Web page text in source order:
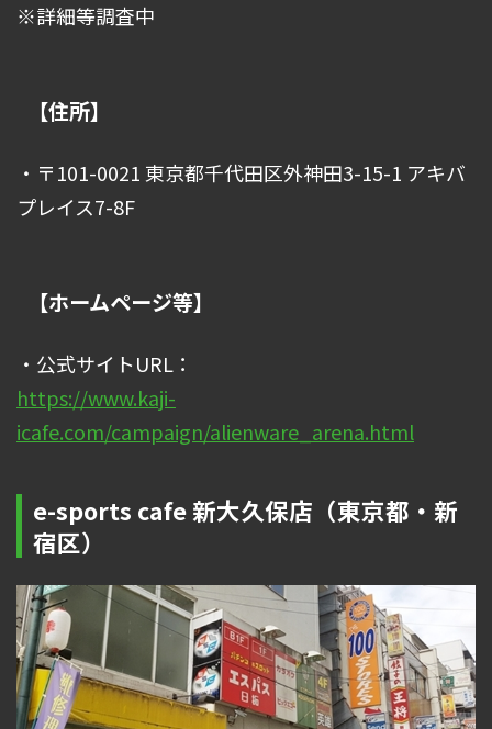
※詳細等調査中
【住所】
・〒101-0021 東京都千代田区外神田3-15-1 アキバ
プレイス7-8F
【ホームページ等】
・公式サイトURL：
https://www.kaji-
icafe.com/campaign/alienware_arena.html
e-sports cafe 新大久保店（東京都・新
宿区）